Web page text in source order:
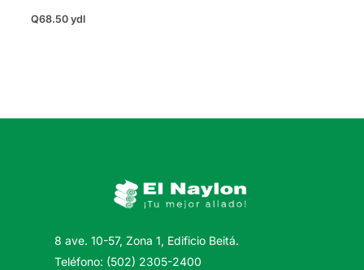
Q68.50 ydl
8 ave. 10-57, Zona 1, Edificio Beitá.
Teléfono: (502) 2305-2400